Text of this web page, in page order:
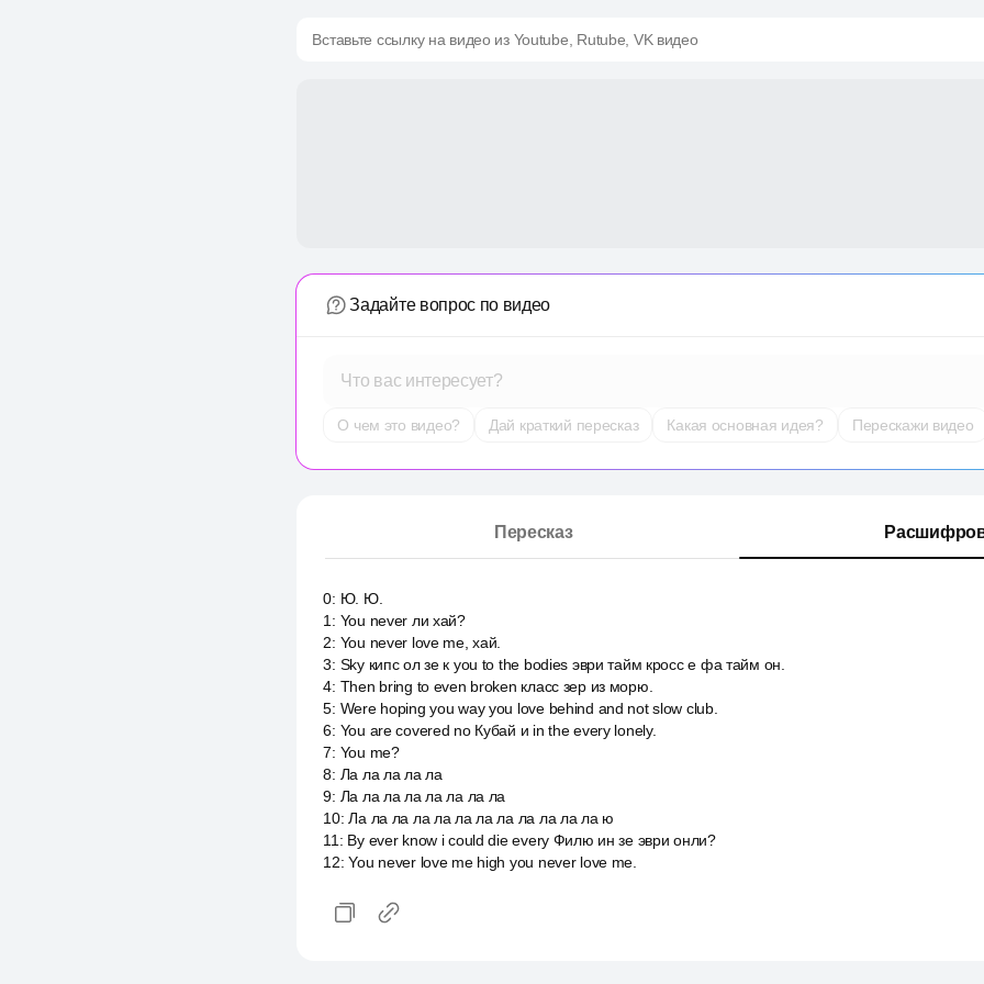
Вставьте ссылку на видео из Youtube, Rutube, VK видео
Задайте вопрос по видео
Что вас интересует?
О чем это видео? Дай краткий пересказ Какая основная идея? Перескажи видео
Пересказ
0: Ю. Ю.
1 : You never ли хай?
2: You never love me, хай.
3: Sky кипс ол зе к you to the bodies эври тайм кросс е фа тайм он.
4: Then bring to even broken класс зер из морю.
5: Were hoping you way you love behind and not slow club.
6: You are covered no Кубай и in the every lonely.
7: You me?
8: Ла ла ла ла ла
9: Ла ла ла ла ла ла ла ла
10:Ла ла ла ла ла ла ла ла ла ла ла ла ю
11 : By ever know i could die every Филю ин зе эври онли?
12:You never love me high you never love me.